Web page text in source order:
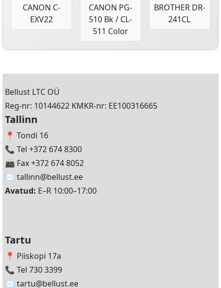
CANON C-
EXV22
CANON PG-
510 Bk / CL-
511 Color
BROTHER DR-
241CL
Bellust LTC OÜ
Reg-nr: 10144622 KMKR-nr: EE100316665
Tallinn
📍 Tondi 16
📞 Tel +372 674 8300
📠 Fax +372 674 8052
✉️ tallinn@bellust.ee
Avatud: E–R 10:00–17:00
Tartu
📍 Piiskopi 17a
📞 Tel 730 3399
✉️ tartu@bellust.ee